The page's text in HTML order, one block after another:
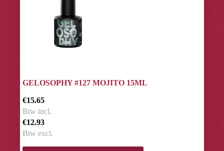
GELOSOPHY #127 MOJITO 15ML
€15.65
Btw incl.
€12.93
Btw excl.